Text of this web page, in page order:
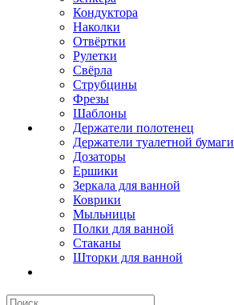
Кондуктора
Наколки
Отвёртки
Рулетки
Свёрла
Струбцины
Фрезы
Шаблоны
Держатели полотенец
Держатели туалетной бумаги
Дозаторы
Ершики
Зеркала для ванной
Коврики
Мыльницы
Полки для ванной
Стаканы
Шторки для ванной